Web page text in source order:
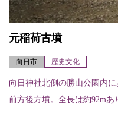
元稲荷古墳
向日市 歴史文化
向日神社北側の勝山公園内
前方後方墳。全長は約92mあ